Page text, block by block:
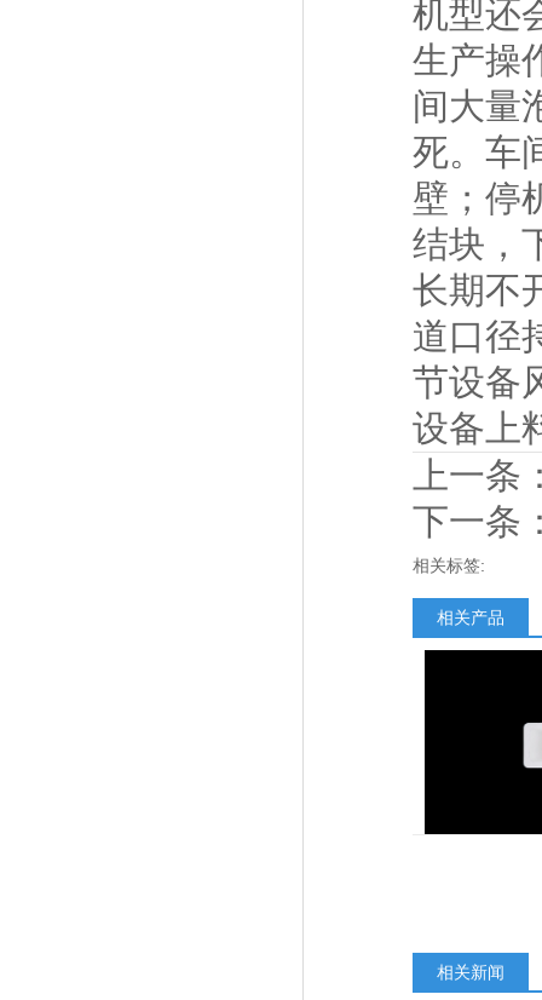
机型还
生产操
间大量
死。车
壁；停
结块，
长期不
道口径
节设备
设备上
上一条
下一条
相关标签:
相关产品
相关新闻